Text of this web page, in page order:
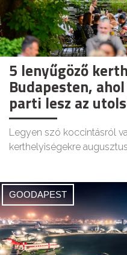
5 lenyűgöző
Budapesten,
parti lesz az
Legyen szó koccintásról
kerthelyiségekre
GOODAPEST